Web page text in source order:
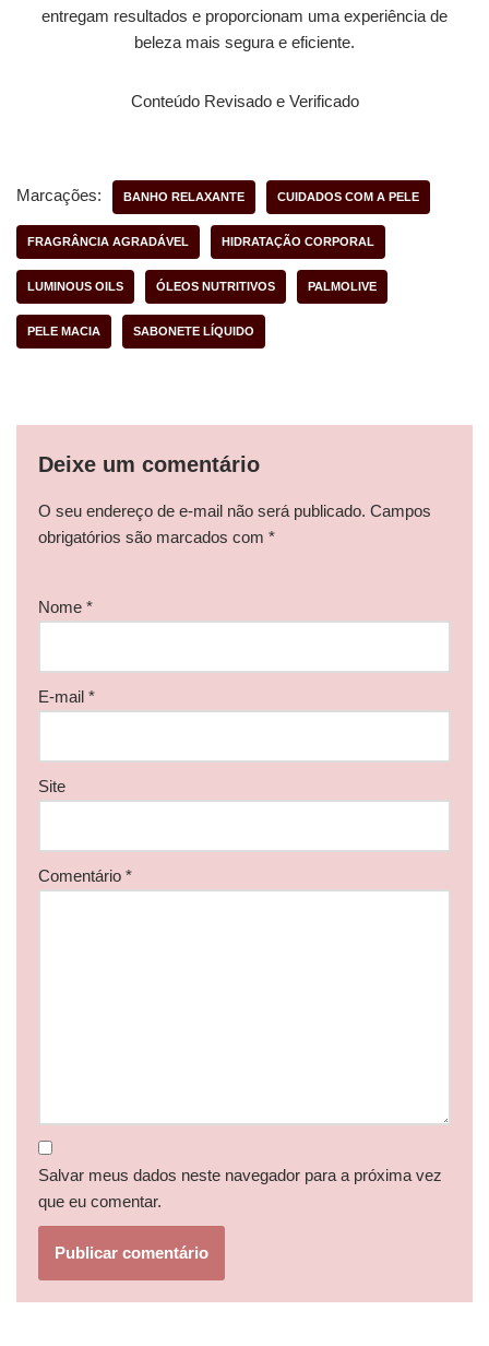
entregam resultados e proporcionam uma experiência de
beleza mais segura e eficiente.
Conteúdo Revisado e Verificado
Marcações: BANHO RELAXANTE CUIDADOS COM A PELE
FRAGRÂNCIA AGRADÁVEL HIDRATAÇÃO CORPORAL
LUMINOUS OILS ÓLEOS NUTRITIVOS PALMOLIVE
PELE MACIA SABONETE LÍQUIDO
Deixe um comentário
O seu endereço de e-mail não será publicado. Campos
obrigatórios são marcados com *
Nome *
E-mail *
Site
Comentário *
Salvar meus dados neste navegador para a próxima vez
que eu comentar.